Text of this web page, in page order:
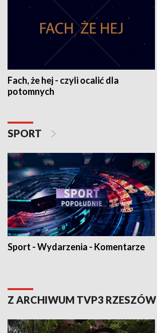
Fach, że hej - czyli ocalić dla
potomnych
SPORT
Sport - Wydarzenia - Komentarze
Z ARCHIWUM TVP3 RZESZÓW